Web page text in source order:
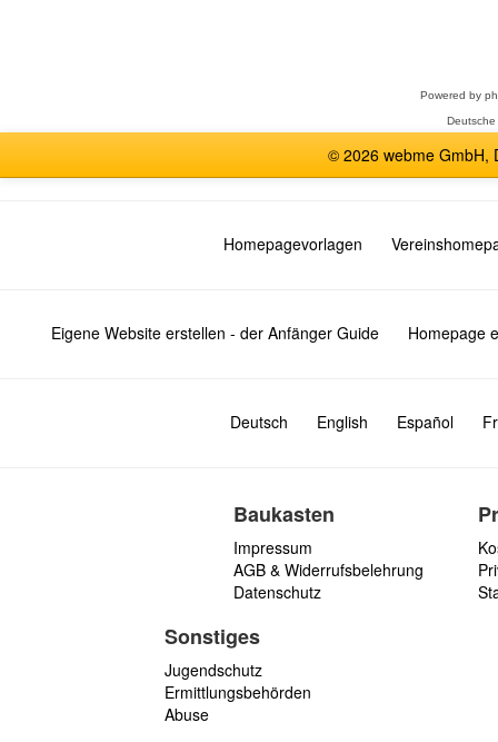
Powered by
© 2026 webme GmbH,
Homepagevorlagen
Eigene Website erstellen - der Anfänger Guide Homepage
Deutsch English Español
Baukasten
Impressum
AGB & Widerrufsbelehrung
Datenschutz
Sonstiges
Jugendschutz
Ermittlungsbehörden
Abuse